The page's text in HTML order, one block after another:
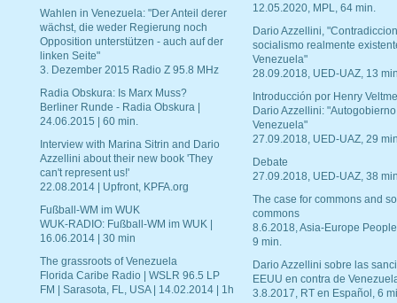
Wahlen in Venezuela: "Der Anteil derer
wächst, die weder Regierung noch
Opposition unterstützen - auch auf der
linken Seite"
3. Dezember 2015 Radio Z 95.8 MHz
Radia Obskura: Is Marx Muss?
Berliner Runde - Radia Obskura |
24.06.2015 | 60 min.
Interview with Marina Sitrin and Dario
Azzellini about their new book 'They
can't represent us!'
22.08.2014 | Upfront, KPFA.org
Fußball-WM im WUK
WUK-RADIO: Fußball-WM im WUK |
16.06.2014 | 30 min
The grassroots of Venezuela
Florida Caribe Radio | WSLR 96.5 LP
FM | Sarasota, FL, USA | 14.02.2014 | 1h
12.05.2020, MPL, 64 min.
Dario Azzellini,
socialismo realmente
Venezuela"
28.09.2018, UED-UAZ, 13
Introducción por Henry
Dario Azzellini:
Venezuela"
27.09.2018, UED-UAZ, 29
Debate
27.09.2018, UED-UAZ, 38
The case for commons and
commons
8.6.2018, Asia-Europe
9 min.
Dario Azzellini sobre las
EEUU en contra de
3.8.2017, RT en Español, 6